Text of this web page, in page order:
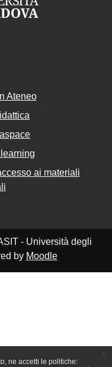
ne accetti le politiche:
Ateneo
ai materiali
- Università degli
by Moodle